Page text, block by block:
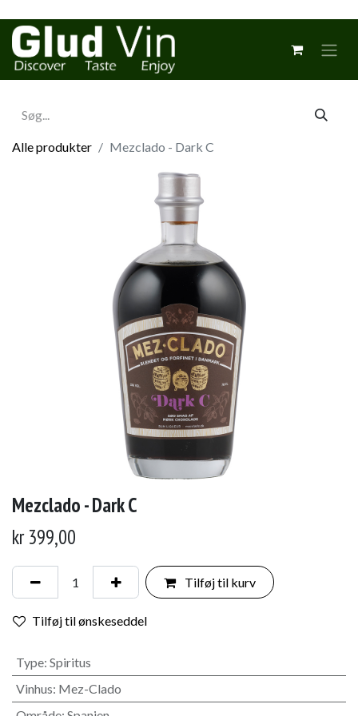
Alle produkter Mezclado - Dark C
Mezclado - Dark C
kr399,00
Tilføj til kurv
Tilføj til ønskeseddel
Type: Spiritus
Vinhus: Mez-Clado